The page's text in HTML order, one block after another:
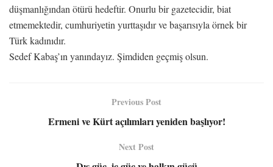
düşmanlığından ötürü hedeftir. Onurlu bir gazetecidir, biat
etmemektedir, cumhuriyetin yurttaşıdır ve başarısıyla örnek bir
Türk kadınıdır.
Sedef Kabaş’ın yanındayız. Şimdiden geçmiş olsun.
Previous Post
Ermeni ve Kürt açılımları yeniden başlıyor!
Next Post